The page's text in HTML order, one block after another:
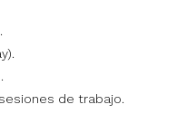
de trabajo.